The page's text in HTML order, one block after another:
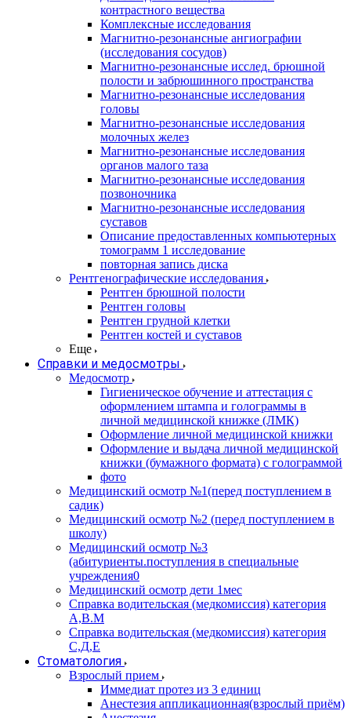
контрастного вещества
Комплексные исследования
Магнитно-резонансные ангиографии
(исследования сосудов)
Магнитно-резонансные исслед. брюшной
полости и забрюшинного пространства
Магнитно-резонансные исследования
головы
Магнитно-резонансные исследования
молочных желез
Магнитно-резонансные исследования
органов малого таза
Магнитно-резонансные исследования
позвоночника
Магнитно-резонансные исследования
суставов
Описание предоставленных компьютерных
томограмм 1 исследование
повторная запись диска
Рентгенографические исследования
Рентген брюшной полости
Рентген головы
Рентген грудной клетки
Рентген костей и суставов
Еще
Справки и медосмотры
Медосмотр
Гигиеническое обучение и аттестация с
оформлением штампа и голограммы в
личной медицинской книжке (ЛМК)
Оформление личной медицинской книжки
Оформление и выдача личной медицинской
книжки (бумажного формата) с голограммой
фото
Медицинский осмотр №1(перед поступлением в
садик)
Медицинский осмотр №2 (перед поступлением в
школу)
Медицинский осмотр №3
(абитуриенты.поступления в специальные
учреждения0
Медицинский осмотр дети 1мес
Справка водительская (медкомиссия) категория
А,В.М
Справка водительская (медкомиссия) категория
С,Д,Е
Стоматология
Взрослый прием
Иммедиат протез из 3 единиц
Анестезия аппликационная(взрослый приём)